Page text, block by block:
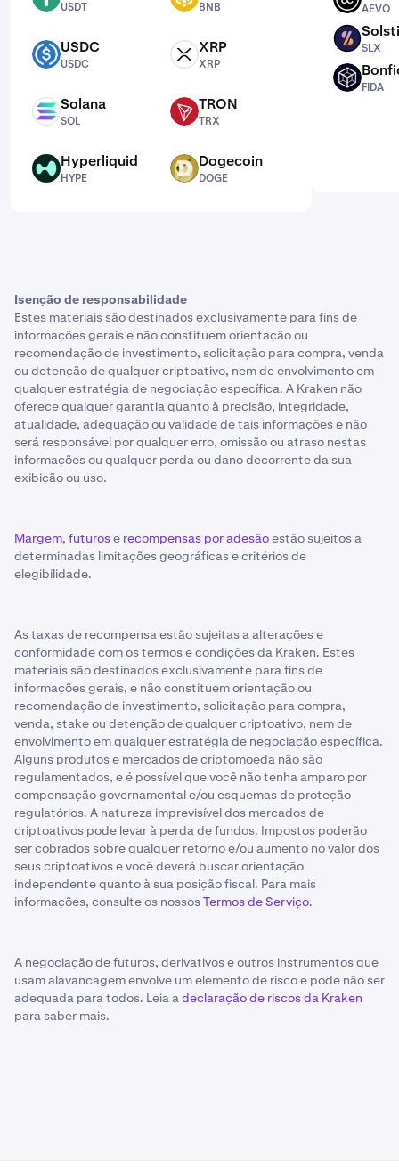
USDT BNB
USDC USDC
USDC
XRP XRP
XRP
SOL Solana
SOL
TRX TRON
TRX
HYPE Hyperliquid
HYPE
DOGE Dogecoin
DOGE
AEVO
SLX
SLX
FIDA
FIDA
Isenção de responsabilidade
Estes materiais são destinados exclusivamente para fins de
informações gerais e não constituem orientação ou
recomendação de investimento, solicitação para compra, venda
ou detenção de qualquer criptoativo, nem de envolvimento em
qualquer estratégia de negociação específica. A Kraken não
oferece qualquer garantia quanto à precisão, integridade,
atualidade, adequação ou validade de tais informações e não
será responsável por qualquer erro, omissão ou atraso nestas
informações ou qualquer perda ou dano decorrente da sua
exibição ou uso.
Margem, futurose recompensas por adesãoestão sujeitos a
determinadas limitações geográficas e critérios de
elegibilidade.
As taxas de recompensa estão sujeitas a alterações e
conformidade com os termos e condições da Kraken. Estes
materiais são destinados exclusivamente para fins de
informações gerais, e não constituem orientação ou
recomendação de investimento, solicitação para compra,
venda, stake ou detenção de qualquer criptoativo, nem de
envolvimento em qualquer estratégia de negociação específica.
Alguns produtos e mercados de criptomoeda não são
regulamentados, e é possível que você não tenha amparo por
compensação governamental e/ou esquemas de proteção
regulatórios. A natureza imprevisível dos mercados de
criptoativos pode levar à perda de fundos. Impostos poderão
ser cobrados sobre qualquer retorno e/ou aumento no valor dos
seus criptoativos e você deverá buscar orientação
independente quanto à sua posição fiscal. Para mais
informações, consulte os nossosTermos de Serviço.
A negociação de futuros, derivativos e outros instrumentos que
usam alavancagem envolve um elemento de risco e pode não ser
adequada para todos. Leia adeclaração de riscos da Kraken
para saber mais.